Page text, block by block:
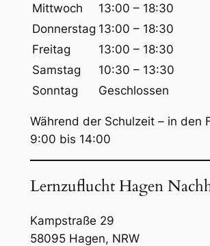
e
n
Mittwoch
13:00 – 18:30
Donnerstag 13:00 – 18:30
Freitag
13:00 – 18:30
Samstag
10:30 – 13:30
Sonntag
Geschlossen
Während der Schulzeit – in den
9:00 bis 14:00
Lernzuflucht Hagen
Kampstraße 29
58095Hagen, NRW